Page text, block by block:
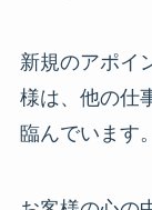
新規のアポイ
様は、他の仕
臨んでいます。